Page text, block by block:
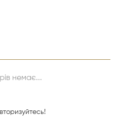
немає...